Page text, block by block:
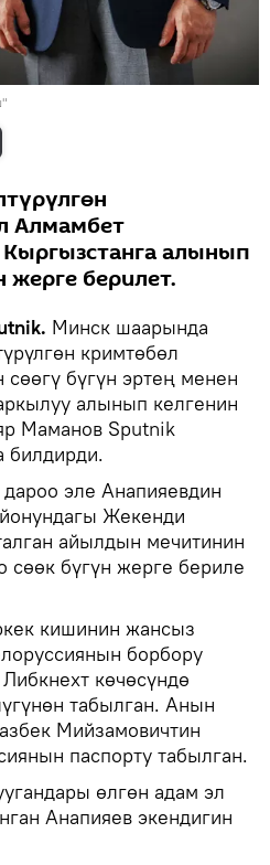
Алмамбет
алынып
жерге берилет.
Минск шаарында
кримтөбөл
бүгүн эртең менен
алынып келгенин
Маманов Sputnik
билдирди.
эле Анапияевдин
Жекенди
айылдын мечитинин
бүгүн жерге бериле
кишинин жансыз
борбору
көчөсүндө
табылган. Анын
Мийзамовичтин
паспорту табылган.
өлгөн адам эл
Анапияев экендигин